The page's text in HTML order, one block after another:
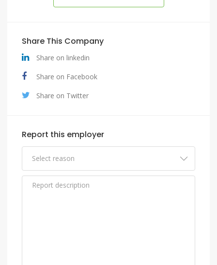
Share This Company
Share on linkedin
Share on Facebook
Share on Twitter
Report this employer